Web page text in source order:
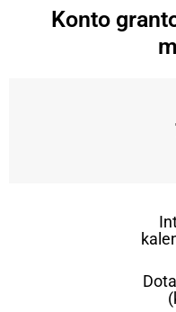
Konto